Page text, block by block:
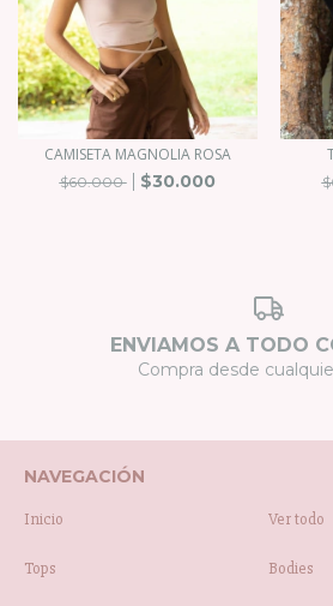
CAMISETA MAGNOLIA ROSA
$60.000 $30.000
ENVIAMOS A TODO
Compra desde
NAVEGACIÓN
Inicio Ver todo
Tops Bodies